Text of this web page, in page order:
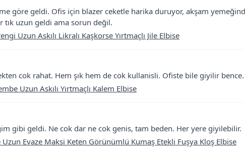
göre geldi. Ofis için blazer ceketle harika duruyor, akşam
tık uzun geldi ama sorun değil.
Uzun Askılı Likralı Kaşkorse Yırtmaçlı Jile Elbise
cok rahat. Hem şık hem de cok kullanisli. Ofiste bile giyilir bence.
Uzun Askılı Yırtmaçlı Kalem Elbise
gibi geldi. Ne cok dar ne cok genis, tam beden. Her yere giyilebilir.
Uzun Evaze Maksi Keten Görünümlü Kumaş Etekli Fuşya Kloş Elbise